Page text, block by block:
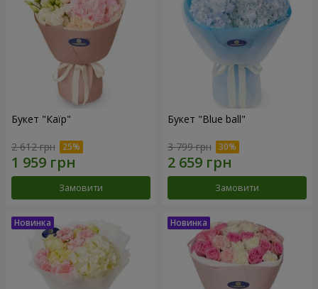
Букет "Каїр"
2 612 грн
Замовити
Букет "Blue ball"
3 799 грн
Замовити